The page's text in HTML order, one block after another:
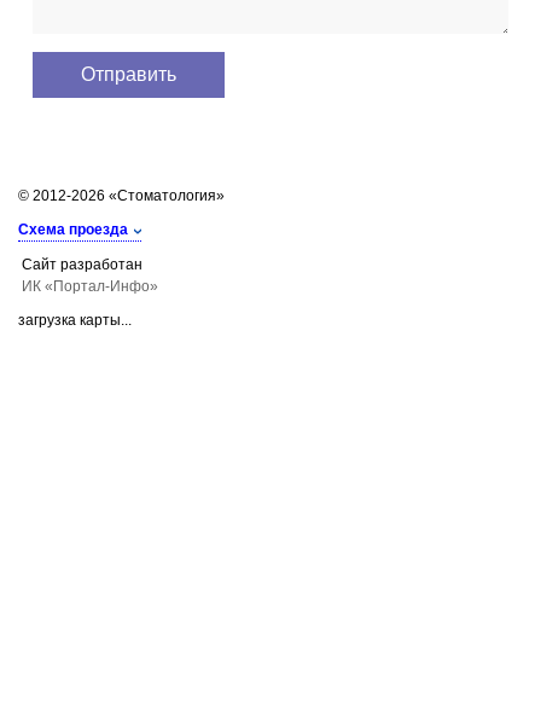
© 2012-2026 «Стоматология»
Схема проезда
Сайт разработан
ИК «Портал-Инфо»
загрузка карты...